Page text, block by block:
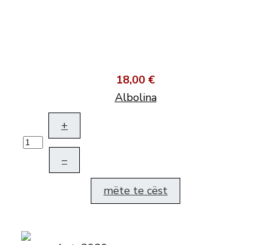
18,00 €
Albolina
+
–
mëte te cëst